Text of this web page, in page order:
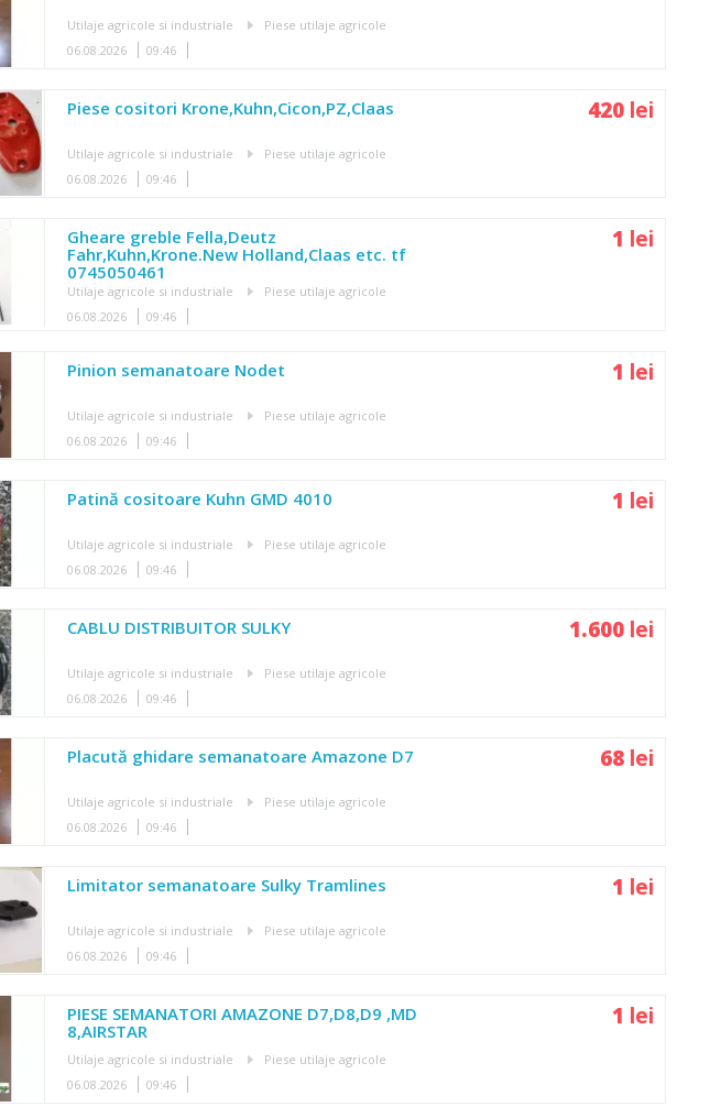
Utilaje agricole si industriale
Piese utilaje agricole
06.08.2026
09:46
Piese cositori Krone,Kuhn,Cicon,PZ,Claas
Utilaje agricole si industriale
Piese utilaje agricole
06.08.2026
09:46
420 lei
Gheare greble Fella,Deutz
Fahr,Kuhn,Krone.New Holland,Claas etc. tf
0745050461
Utilaje agricole si industriale
Piese utilaje agricole
06.08.2026
09:46
1 lei
Pinion semanatoare Nodet
Utilaje agricole si industriale
Piese utilaje agricole
06.08.2026
09:46
1 lei
Patină cositoare Kuhn GMD 4010
Utilaje agricole si industriale
Piese utilaje agricole
06.08.2026
09:46
1 lei
CABLU DISTRIBUITOR SULKY
Utilaje agricole si industriale
Piese utilaje agricole
06.08.2026
09:46
1.600 lei
Placută ghidare semanatoare Amazone D7
Utilaje agricole si industriale
Piese utilaje agricole
06.08.2026
09:46
68 lei
Limitator semanatoare Sulky Tramlines
Utilaje agricole si industriale
Piese utilaje agricole
06.08.2026
09:46
1 lei
PIESE SEMANATORI AMAZONE D7,D8,D9 ,MD
8,AIRSTAR
Utilaje agricole si industriale
Piese utilaje agricole
06.08.2026
09:46
1 lei